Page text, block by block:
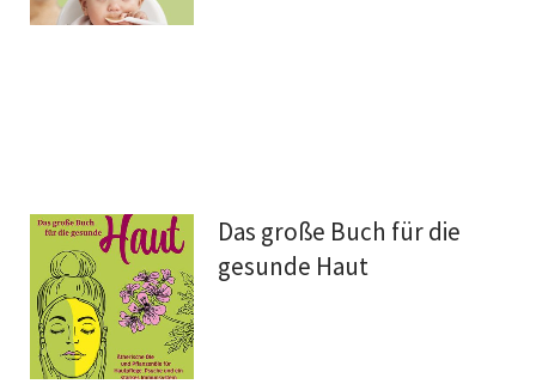
Das große Buch für die
gesunde Haut